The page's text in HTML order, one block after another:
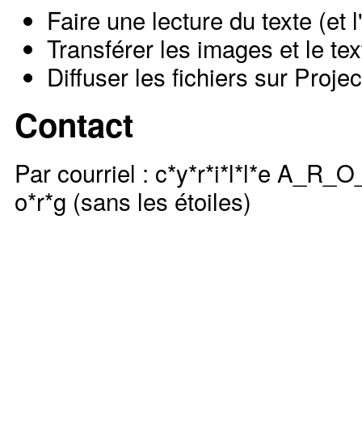
Faire une lecture du texte (et
Transférer les images et le
Diffuser les fichiers sur
Contact
Par courriel : c*y*r*i*l*l*e
o*r*g (sans les étoiles)